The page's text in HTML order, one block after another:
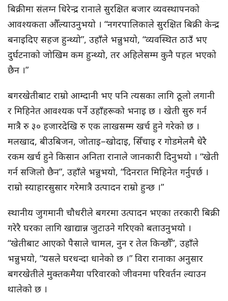
बिक्रीमा संलग्न धिरेन्द्र रानाले सुरक्षित बजार व्यवस्थापनको
आवश्यकता औँल्याउनुभयो । “नगरपालिकाले सुरक्षित बिक्री केन्द्र
बनाइदिए सहज हुन्थ्यो”, उहाँले भन्नुभयो, “व्यवस्थित ठाउँ भए
दुर्घटनाको जोखिम कम हुन्थ्यो, तर अहिलेसम्म कुनै पहल भएको
छैन ।”
बगरखेतीबाट राम्रो आम्दानी भए पनि त्यसका लागि ठूलो लगानी
र मिहिनेत आवश्यक पर्ने उहाँहरूको भनाइ छ । खेती सुरु गर्न
मात्रै रु ३० हजारदेखि रु एक लाखसम्म खर्च हुने गरेको छ ।
मलखाद, बीउबिजन, जोताइ–खोदाइ, सिँचाइ र गोडमेलमै धेरै
रकम खर्च हुने किसान अनिता रानाले जानकारी दिनुभयो । “खेती
गर्न सजिलो छैन”, उहाँले भन्नुभयो, “दिनरात मिहिनेत गर्नुपर्छ ।
राम्रो स्याहारसुसार गरेमात्रै उत्पादन राम्रो हुन्छ ।”
स्थानीय जुगमानी चौधरीले बगरमा उत्पादन भएका तरकारी बिक्री
गरेरै घरका लागि खाद्यान्न जुटाउने गरिएको बताउनुभयो ।
“खेतीबाट आएको पैसाले चामल, नुन र तेल किन्छौँ”, उहाँले
भन्नुभयो, “यसले घरधन्दा धानेको छ ।” विरा रानाका अनुसार
बगरखेतीले मुक्तकमैया परिवारको जीवनमा परिवर्तन ल्याउन
थालेको छ ।